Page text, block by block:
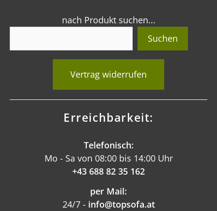
nach Produkt suchen...
Suchen
Vertrag widerrufen
Erreichbarkeit:
Telefonisch:
Mo - Sa von 08:00 bis 14:00 Uhr
+43 688 82 35 162
per Mail:
24/7 - info@topsofa.at